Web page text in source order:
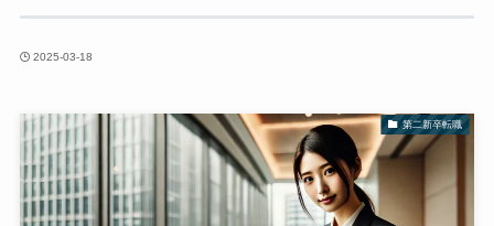
2025-03-18
第二新卒転職